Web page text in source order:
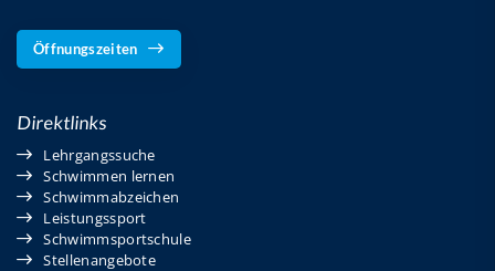
Öffnungszeiten
Direktlinks
Lehrgangssuche
Schwimmen lernen
Schwimmabzeichen
Leistungssport
Schwimmsportschule
Stellenangebote